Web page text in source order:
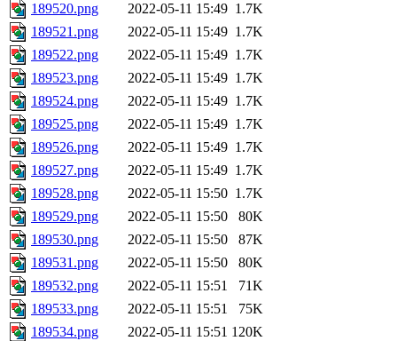
189520.png
2022-05-11 15:49 1.7K
189521.png
2022-05-11 15:49 1.7K
189522.png
2022-05-11 15:49 1.7K
189523.png
2022-05-11 15:49 1.7K
189524.png
2022-05-11 15:49 1.7K
189525.png
2022-05-11 15:49 1.7K
189526.png
2022-05-11 15:49 1.7K
189527.png
2022-05-11 15:49 1.7K
189528.png
2022-05-11 15:50 1.7K
189529.png
2022-05-11 15:50
80K
189530.png
2022-05-11 15:50
87K
189531.png
2022-05-11 15:50
80K
189532.png
2022-05-11 15:51
71K
189533.png
2022-05-11 15:51
75K
189534.png
2022-05-11 15:51 120K